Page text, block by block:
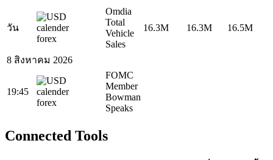
วัน
Omdia
Total
Vehicle
Sales
16.3M 16.3M 16.5M
8 สิงหาคม 2026
19:45
FOMC
Member
Bowman
Speaks
Connected Tools